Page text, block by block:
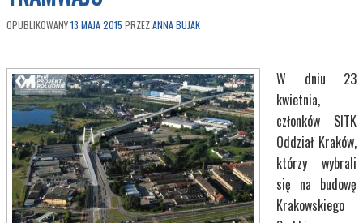
OPUBLIKOWANY13 MAJA 2015 PRZEZANNA BUJAK
W dniu 23
kwietnia,
członków SITK
Oddział Kraków,
którzy wybrali
się na budowę
Krakowskiego